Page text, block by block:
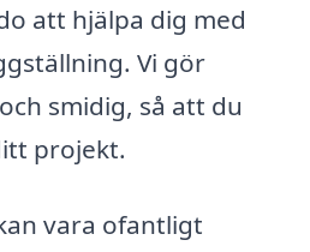
att hjälpa dig med
Vi gör
smidig, så att du
projekt.
vara ofantligt